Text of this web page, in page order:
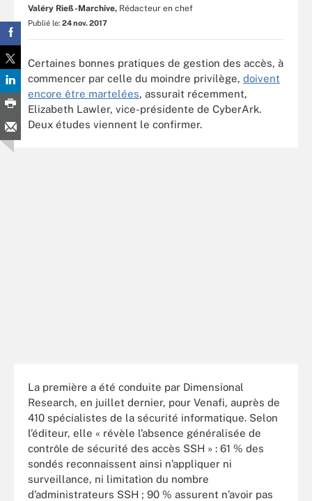
Valéry Rieß-Marchive, Rédacteur en chef
Publié le: 24 nov. 2017
Certaines bonnes pratiques de gestion des accès, à
commencer par celle du moindre privilège, doivent
encore être martelées, assurait récemment,
Elizabeth Lawler, vice-présidente de CyberArk.
Deux études viennent le confirmer.
La première a été conduite par Dimensional
Research, en juillet dernier, pour Venafi, auprès de
410 spécialistes de la sécurité informatique. Selon
l’éditeur, elle « révèle l’absence généralisée de
contrôle de sécurité des accès SSH » : 61 % des
sondés reconnaissent ainsi n’appliquer ni
surveillance, ni limitation du nombre
d’administrateurs SSH ; 90 % assurent n’avoir pas